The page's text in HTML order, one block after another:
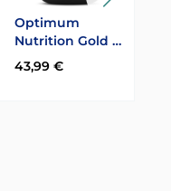
Optimum
Nutrition Gold …
43,99 €